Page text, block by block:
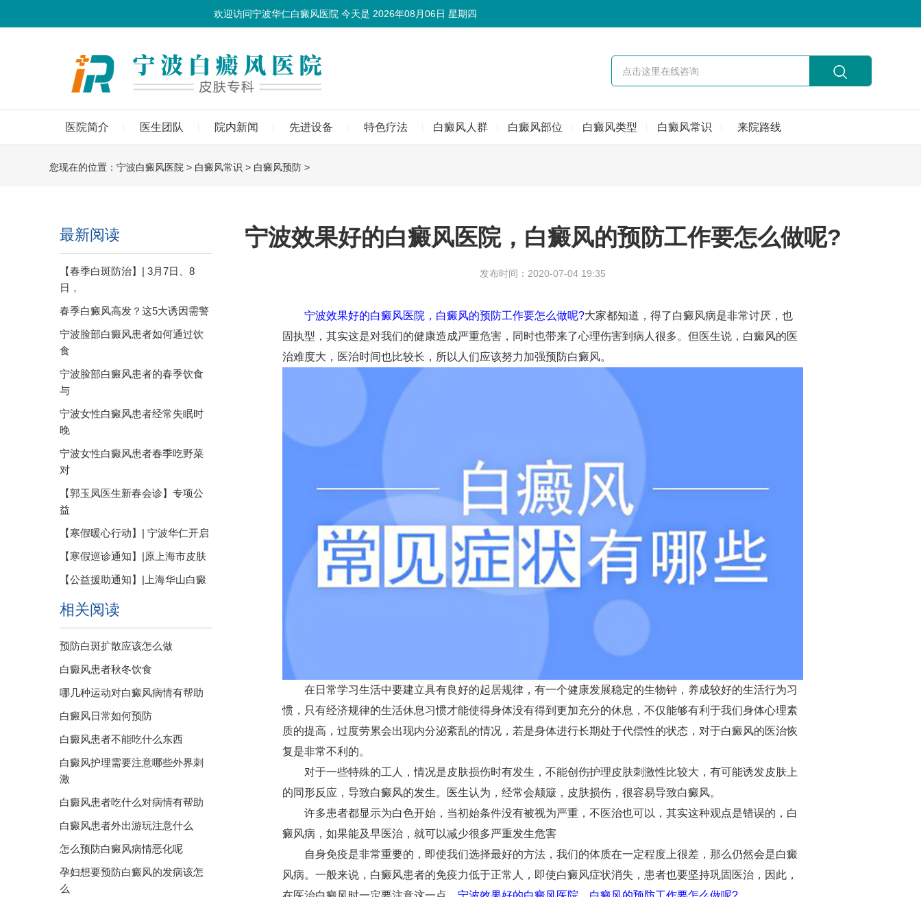
欢迎访问宁波华仁白癜风医院 今天是 2026年08月06日 星期四
医院简介 医生团队 院内新闻 先进设备 特色疗法 白癜风人群 白癜风部位 白癜风类型 白癜风常识 来院路线
您现在的位置： 宁波白癜风医院 > 白癜风常识 > 白癜风预防 >
最新阅读
【春季白斑防治】| 3月7日、8
日，
春季白癜风高发？这5大诱因需警
宁波脸部白癜风患者如何通过饮
食
宁波脸部白癜风患者的春季饮食
与
宁波女性白癜风患者经常失眠时
晚
宁波女性白癜风患者春季吃野菜
对
【郭玉凤医生新春会诊】专项公
益
【寒假暖心行动】| 宁波华仁开启
【寒假巡诊通知】|原上海市皮肤
【公益援助通知】|上海华山白癜
相关阅读
预防白斑扩散应该怎么做
白癜风患者秋冬饮食
哪几种运动对白癜风病情有帮助
白癜风日常如何预防
白癜风患者不能吃什么东西
白癜风护理需要注意哪些外界刺
激
白癜风患者吃什么对病情有帮助
白癜风患者外出游玩注意什么
怎么预防白癜风病情恶化呢
孕妇想要预防白癜风的发病该怎
么
宁波效果好的白癜风医院，白癜风的预防工作要怎么做呢?
发布时间：2020-07-04 19:35
宁波效果好的白癜风医院，白癜风的预防工作要怎么做呢?大家都知道，得了白癜风病是非常讨厌，也
固执型，其实这是对我们的健康造成严重危害，同时也带来了心理伤害到病人很多。但医生说，白癜风的医
治难度大，医治时间也比较长，所以人们应该努力加强预防白癜风。
在日常学习生活中要建立具有良好的起居规律，有一个健康发展稳定的生物钟，养成较好的生活行为习
惯，只有经济规律的生活休息习惯才能使得身体没有得到更加充分的休息，不仅能够有利于我们身体心理素
质的提高，过度劳累会出现内分泌紊乱的情况，若是身体进行长期处于代偿性的状态，对于白癜风的医治恢
复是非常不利的。
对于一些特殊的工人，情况是皮肤损伤时有发生，不能创伤护理皮肤刺激性比较大，有可能诱发皮肤上
的同形反应，导致白癜风的发生。医生认为，经常会颠簸，皮肤损伤，很容易导致白癜风。
许多患者都显示为白色开始，当初始条件没有被视为严重，不医治也可以，其实这种观点是错误的，白
癜风病，如果能及早医治，就可以减少很多严重发生危害
自身免疫是非常重要的，即使我们选择最好的方法，我们的体质在一定程度上很差，那么仍然会是白癜
风病。一般来说，白癜风患者的免疫力低于正常人，即使白癜风症状消失，患者也要坚持巩固医治，因此，